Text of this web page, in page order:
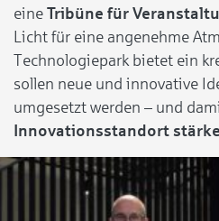
eine Tribüne für
Licht für eine angenehme
Technologiepark bietet ein
sollen neue und innovative
umgesetzt werden – und
Innovationsstandort